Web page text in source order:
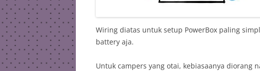
Wiring diatas untuk setup PowerBox paling
battery aja.
Untuk campers yang otai, kebiasaanya diorang